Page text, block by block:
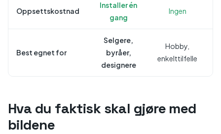
Oppsettskostnad
Installer én
gang
Ingen
Best egnet for
Selgere,
byråer,
designere
Hobby,
enkelttilfelle
Hva du faktisk skal gjøre med
bildene